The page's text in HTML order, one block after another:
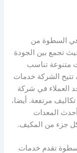
السطوة من
تجمع بين الجودة
متنوعة تناسب
تتيح الشركة خدمات
في شركة
مرتفعة. أيضا،
المعدات
جزء من المكيف.
تقدم خدمات